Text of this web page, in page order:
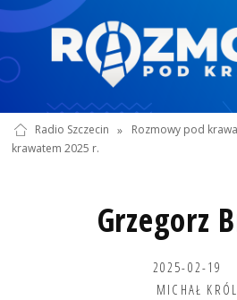
Radio Szczecin » Rozmowy pod
krawatem 2025 r.
Grzegorz
2025-02-19
MICHAŁ KRÓL